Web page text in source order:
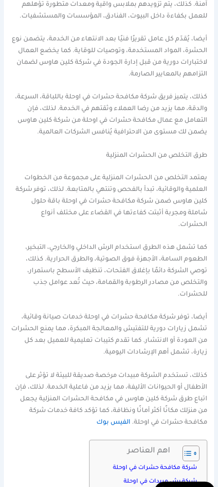
آمنة. كذلك، يتم تزويدهم بملابس واقية ومعدات متطورة تؤهلهم
للعمل بكفاءة داخل البيوت، الفنادق، المؤسسات والمستشفيات.
أيضا، يُقدّم كل عامل تقريرًا فنيًا بعد الانتهاء من الخدمة، يتضمن نوع
الحشرة، المواد المستخدمة، وتوصيات للوقاية. كما يخضع العمال
لاختبارات دورية من قبل إدارة الجودة في شركة كلين هاوس لضمان
التزامهم بالمعايير الصارمة.
كذلك، يتميز فريق شركة مكافحة حشرات في اوحلة باللباقة، السرعة،
والدقة، مما يزيد من رضا العملاء وثقتهم في الخدمة. لذلك، فإن
التعامل مع عمال مكافحة حشرات في اوحلة من شركة كلين هاوس
يضمن لك مستوى من الاحترافية يُنافس الشركات العالمية.
طرق التخلص من الحشرات المنزلية
يعتمد التخلص من الحشرات المنزلية على مجموعة من الخطوات
العلمية والوقائية، تبدأ بالفحص وتنتهي بالمتابعة. لذلك، توفر شركة
كلين هاوس ضمن شركة مكافحة حشرات في اوحلة باقة حلول
شاملة ومجربة أثبتت كفاءتها في القضاء على مختلف أنواع
الحشرات.
كما تشمل هذه الطرق استخدام الرش الداخلي والخارجي، التبخير،
الطعوم السامة، الأجهزة فوق الصوتية، والطرق الحرارية. كذلك،
توصي الشركة دائمًا بإغلاق الفتحات، تنظيف الأسطح باستمرار،
والتخلص من مصادر الرطوبة والقمامة، حيث تُعد عوامل جذب
للحشرات.
أيضا، توفر شركة مكافحة حشرات في اوحلة خدمات صيانة وقائية،
تشمل زيارات دورية للتفتيش والمعالجة المبكرة، مما يمنع الحشرات
من العودة أو الانتشار. كما تقدم كتيبات تعليمية للعميل بعد كل
زيارة، تشمل أهم الإرشادات اليومية.
كذلك، تستخدم الشركة مبيدات مرخصة صديقة للبيئة لا تؤثر على
الأطفال أو الحيوانات الأليفة، مما يزيد من فاعلية الخدمة. لذلك، فإن
اتباع طرق شركة كلين هاوس في مكافحة الحشرات المنزلية يجعل
من منزلك مكانًا أكثر أمانًا ونظافة، كما تؤكد كافة خدمات شركة
مكافحة حشرات في اوحلة. الفيس بوك
اهم العناصر
شركة مكافحة حشرات في اوحلة
شركة رش مبيدات في اوحلة